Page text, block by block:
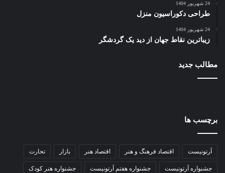
24 شهریور 1404
طراحی دکوراسیون منزل
24 شهریور 1404
زیباترین نقاط جهان از دید یک گردشگر
مطالب جدید
برچسب ها
آرتونیست اقتصاد فرهنگ و هنر اقتصاد هنر بازار تحارت
جشنواره آرتونیست جشنواره هفتم آرتونیست جشنواره هنر کودک